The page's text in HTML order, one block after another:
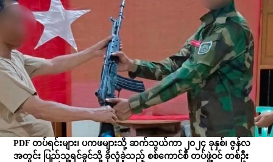
PDF တပ်ရင်းများ၊ ပကဖများသို့ ဆက်သွယ်ကာ ၂၀၂၄ ခုနှစ်၊ ဇွန်လ
အတွင်း ပြည်သူ့ရင်ခွင်သို့ ခိုလှုံခဲ့သည့် စစ်ကောင်စီ တပ်ဖွဲ့ဝင် တစ်ဦး